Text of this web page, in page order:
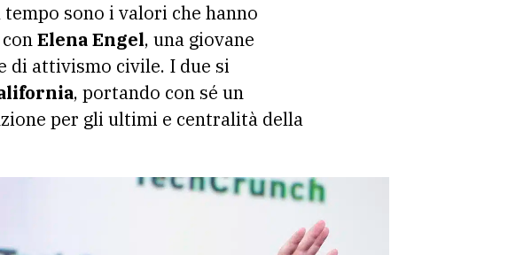
sono i valori che hanno
Elena Engel, una giovane
di attivismo civile. I due si
, portando con sé un
per gli ultimi e centralità della